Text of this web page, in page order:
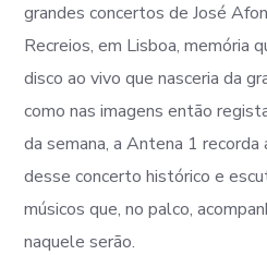
grandes concertos de José
Recreios, em Lisboa, memória
disco ao vivo que nasceria da
como nas imagens então
da semana, a Antena 1 recorda
desse concerto histórico e
músicos que, no palco,
naquele serão.